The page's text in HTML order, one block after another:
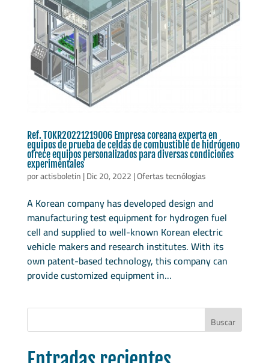
Ref. TOKR20221219006 Empresa coreana experta en
equipos de prueba de celdas de combustible de hidrógeno
ofrece equipos personalizados para diversas condiciones
experimentales
poractisboletin|Dic 20, 2022|Ofertas tecnólogias
A Korean company has developed design and
manufacturing test equipment for hydrogen fuel
cell and supplied to well-known Korean electric
vehicle makers and research institutes. With its
own patent-based technology, this company can
provide customized equipment in...
Buscar